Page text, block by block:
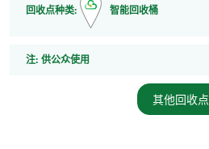
回收点种类: 智能回收桶
注: 注
供公众使用
其他回收点